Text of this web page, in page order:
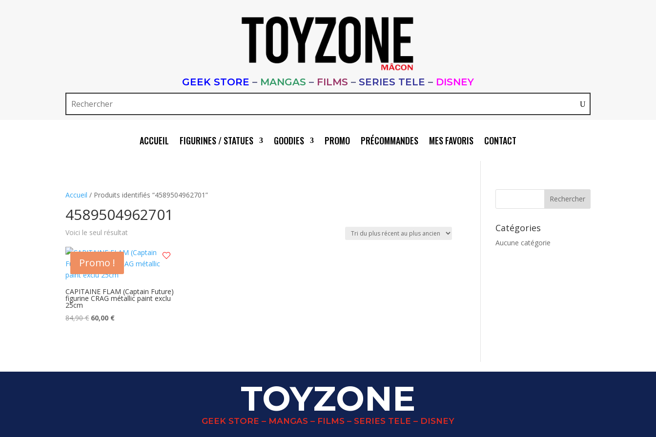
GEEK STORE – MANGAS – FILMS – SERIES TELE – DISNEY
ACCUEIL FIGURINES / STATUES GOODIES PROMO PRÉCOMMANDES MES FAVORIS CONTACT
Accueil / Produits identifiés “4589504962701”
4589504962701
Voici le seul résultat
Promo !
CAPITAINE FLAM (Captain Future)
figurine CRAG métallic paint exclu
25cm
84,90€ Le
60,00 €Le
Catégories
Aucune catégorie
TOYZONE
GEEK STORE – MANGAS – FILMS – SERIES TELE – DISNEY